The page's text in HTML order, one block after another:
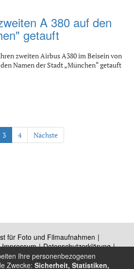
A 380 auf den
getauft
zweiten Airbus A380 im Beisein von
Namen der Stadt „München“ getauft
3 4 Nächste
für Foto und Filmaufnahmen
Impressum
Datenschutzerklärung
Ihre personenbezogenen
Zwecke: Sicherheit, Statistiken,